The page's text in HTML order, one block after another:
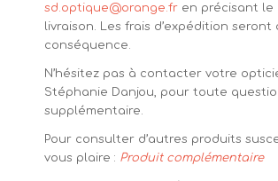
sd.optique@orange.fren précisant le
livraison. Les frais d’expédition seront
conséquence.
N’hésitez pas à contacter votre
Stéphanie Danjou, pour toute
supplémentaire.
Pour consulter d’autres produits
vous plaire : Produit complémentaire